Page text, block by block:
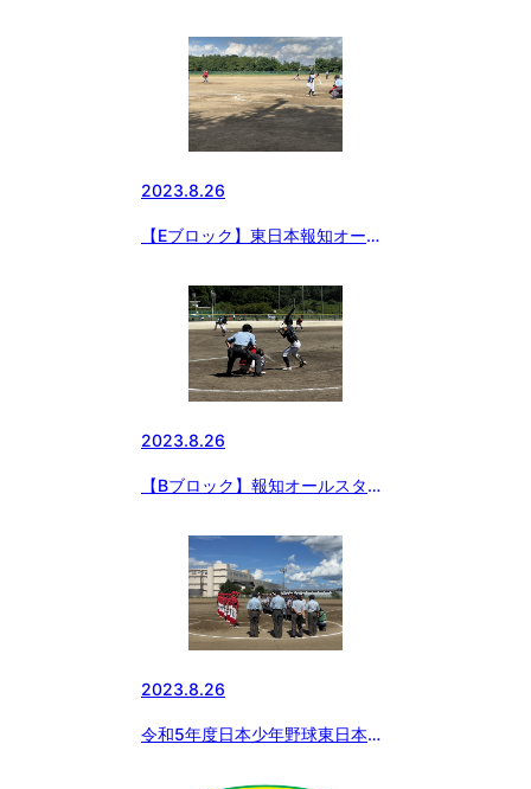
2023.8.26
【Eブロック】東日本報知オール
2023.8.26
【Bブロック】報知オールスター
2023.8.26
令和5年度日本少年野球東日本報